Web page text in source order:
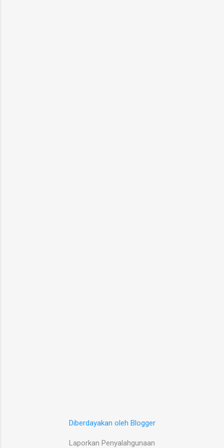
Diberdayakan oleh Blogger
Laporkan Penyalahgunaan